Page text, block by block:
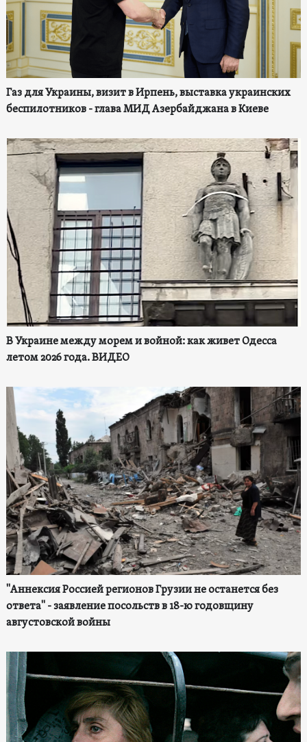
Газ для Украины, визит в Ирпень, выставка украинских
беспилотников - глава МИД Азербайджана в Киеве
В Украине между морем и войной: как живет Одесса
летом 2026 года. ВИДЕО
"Аннексия Россией регионов Грузии не останется без
ответа" - заявление посольств в 18-ю годовщину
августовской войны